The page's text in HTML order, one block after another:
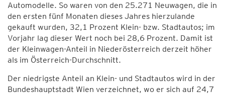
Automodelle. So waren von den 25.271 Neuwagen, die in
den ersten fünf Monaten dieses Jahres hierzulande
gekauft wurden, 32,1 Prozent Klein- bzw. Stadtautos; im
Vorjahr lag dieser Wert noch bei 28,6 Prozent. Damit ist
der Kleinwagen-Anteil in Niederösterreich derzeit höher
als im Österreich-Durchschnitt.
Der niedrigste Anteil an Klein- und Stadtautos wird in der
Bundeshauptstadt Wien verzeichnet, wo er sich auf 24,7